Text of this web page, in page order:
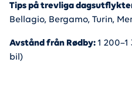
Tips på trevliga
Bellagio, Bergamo, Turin,
Avstånd från Rødby: 1
bil)